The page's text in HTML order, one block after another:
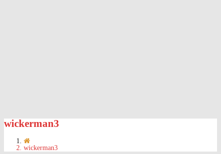
wickerman3
wickerman3